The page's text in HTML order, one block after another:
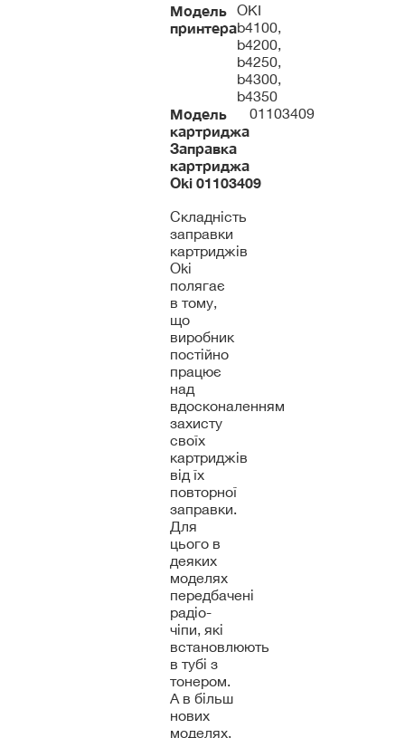
Модель
принтера
OKI
b4100,
b4200,
b4250,
b4300,
b4350
Модель
картриджа
01103409
Заправка
картриджа
Oki 01103409
Складність
заправки
картриджів
Oki
полягає
в тому,
що
виробник
постійно
працює
над
вдосконаленням
захисту
своїх
картриджів
від їх
повторної
заправки.
Для
цього в
деяких
моделях
передбачені
радіо-
чіпи, які
встановлюють
в тубі з
тонером.
А в більш
нових
моделях,